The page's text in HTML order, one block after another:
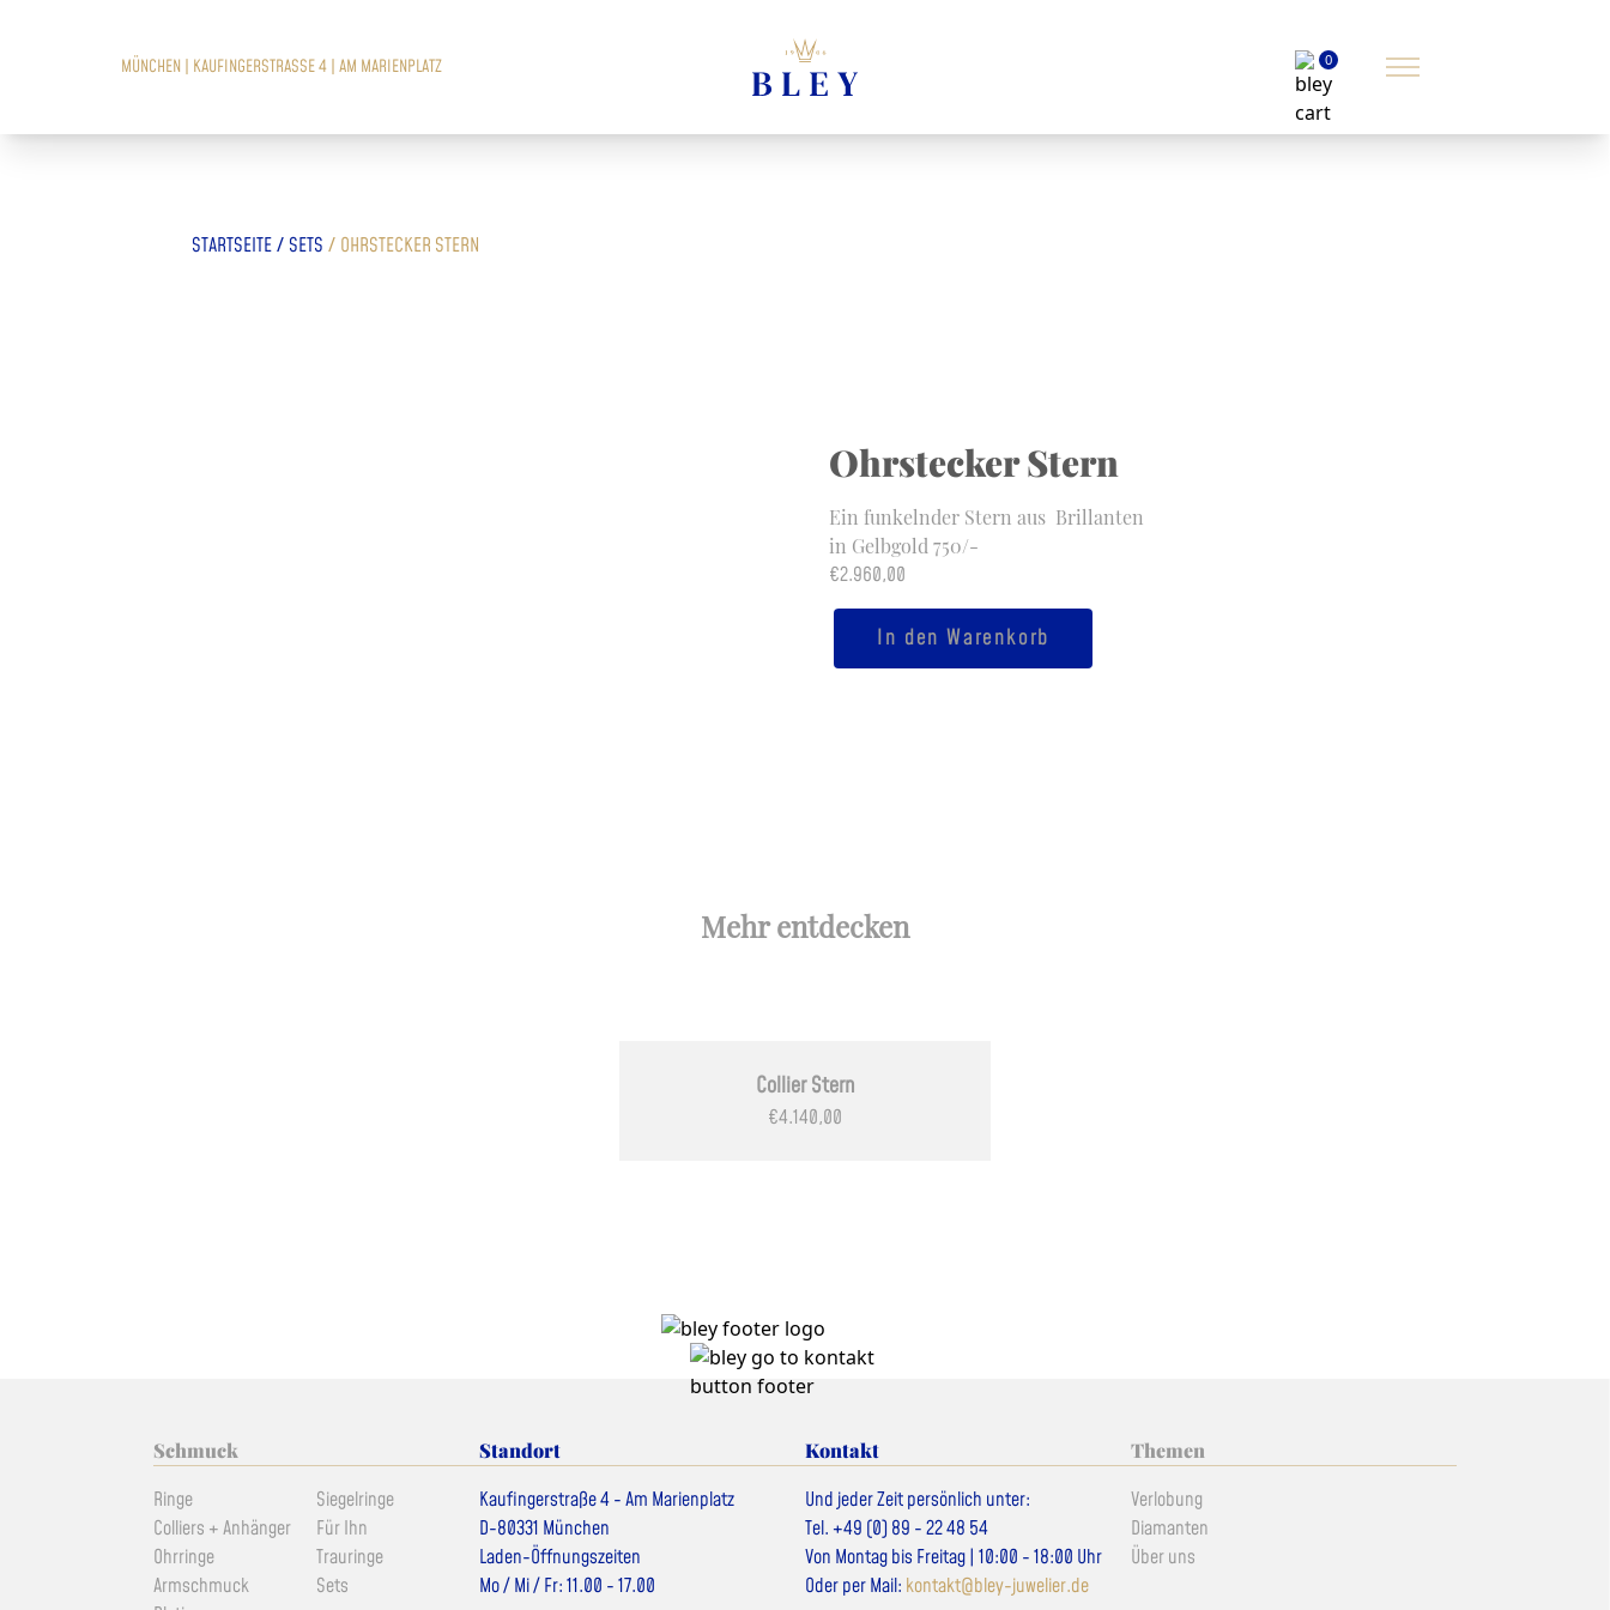
MÜNCHEN | KAUFINGERSTRASSE 4 | AM MARIENPLATZ 0
STARTSEITE/ SETS / OHRSTECKER STERN
Ohrstecker Stern
Ein funkelnder Stern aus Brillanten
in Gelbgold 750/-
€2.960,00
Ohrstecker
In den Warenkorb
Mehr entdecken
Collier Stern
€4.140,00
Schmuck
Ringe
Colliers + Anhänger
Ohrringe
Armschmuck
Siegelringe
Für Ihn
Trauringe
Sets
Standort
Kaufingerstraße 4 - Am Marienplatz
D-80331 München
Laden-Öffnungszeiten
Mo / Mi / Fr: 11.00 - 17.00
Kontakt
Und jeder Zeit persönlich unter:
Tel. +49 (0) 89 - 22 48 54
Von Montag bis Freitag | 10:00 - 18:00 Uhr
Oder per Mail: kontakt@bley-juwelier.de
Themen
Verlobung
Diamanten
Über uns